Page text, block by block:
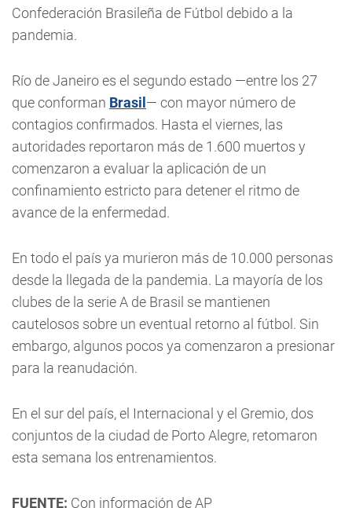
Confederación Brasileña de Fútbol debido a la
pandemia.
Río de Janeiro es el segundo estado —entre los 27
que conforman Brasil — con mayor número de
contagios confirmados. Hasta el viernes, las
autoridades reportaron más de 1.600 muertos y
comenzaron a evaluar la aplicación de un
confinamiento estricto para detener el ritmo de
avance de la enfermedad.
En todo el país ya murieron más de 10.000 personas
desde la llegada de la pandemia. La mayoría de los
clubes de la serie A de Brasil se mantienen
cautelosos sobre un eventual retorno al fútbol. Sin
embargo, algunos pocos ya comenzaron a presionar
para la reanudación.
En el sur del país, el Internacional y el Gremio, dos
conjuntos de la ciudad de Porto Alegre, retomaron
esta semana los entrenamientos.
FUENTE: Con información de AP